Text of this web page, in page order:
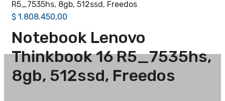
$ 1.808.450,00
Notebook Lenovo
Thinkbook 16 R5_7535hs,
8gb, 512ssd, Freedos